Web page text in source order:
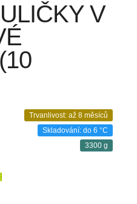
V
Trvanlivost: až 8 měsíců
Skladování: do 6 °C
3300 g